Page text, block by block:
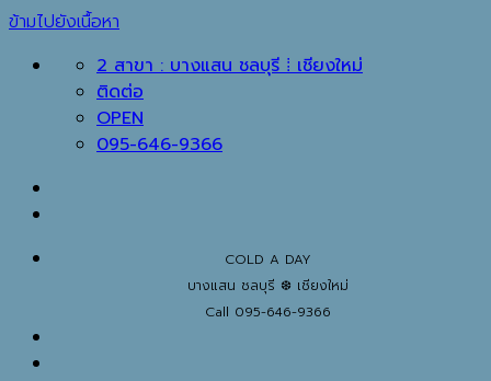
ข้ามไปยังเนื้อหา
2 สาขา : บางแสน ชลบุรี ⁞ เชียงใหม่
ติดต่อ
OPEN
095-646-9366
COLD A DAY
บางแสน ชลบุรี ❆ เชียงใหม่
Call 095-646-9366